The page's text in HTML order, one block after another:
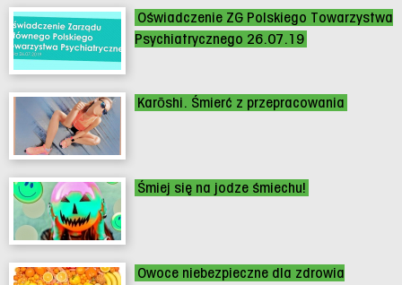
Oświadczenie ZG Polskiego Towarzystwa
Psychiatrycznego 26.07.19
Karōshi. Śmierć z przepracowania
Śmiej się na jodze śmiechu!
Owoce niebezpieczne dla zdrowia